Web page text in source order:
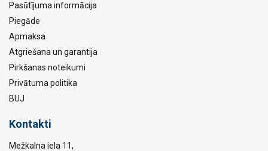
Pasūtījuma informācija
Piegāde
Apmaksa
Atgriešana un garantija
Pirkšanas noteikumi
Privātuma politika
BUJ
Kontakti
Mežkalna iela 11,